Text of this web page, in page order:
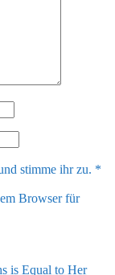
stimme ihr zu. *
Browser für